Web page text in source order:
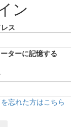
ン
ス
ターに記憶する
忘れた方はこちら